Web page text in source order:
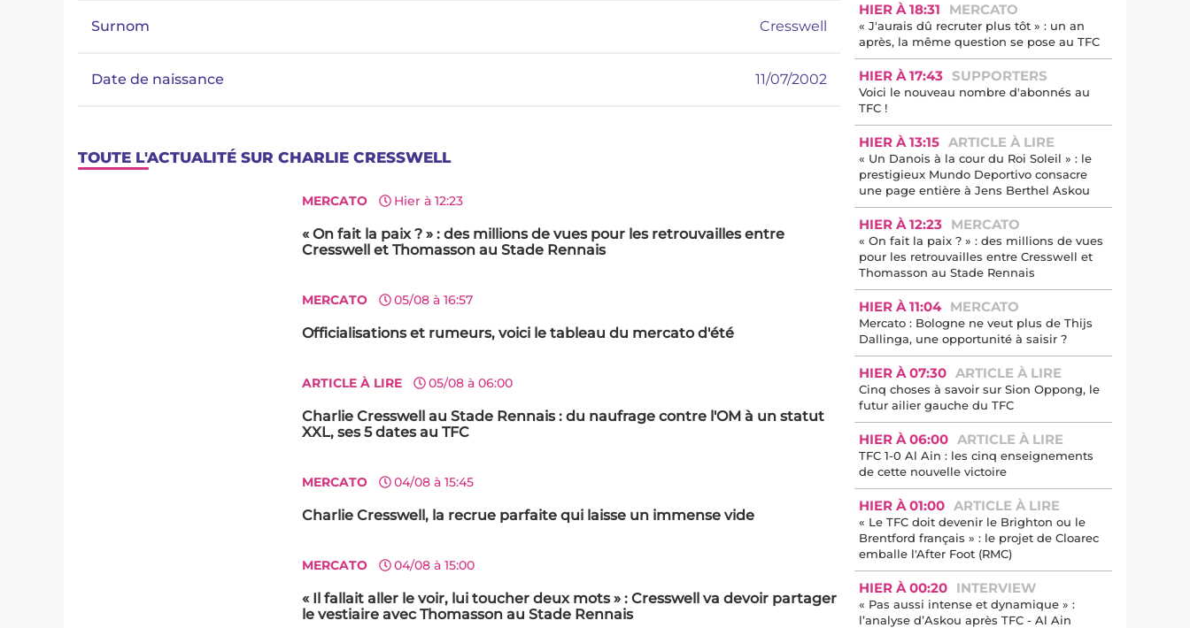
Surnom Cresswell
Date de naissance 11/07/2002
TOUTE L'ACTUALITÉ SUR CHARLIE CRESSWELL
MERCATO Hier à 12:23
« On fait la paix ? » : des millions de vues pour les retrouvailles entre
Cresswell et Thomasson au Stade Rennais
MERCATO 05/08 à 16:57
Officialisations et rumeurs, voici le tableau du mercato d'été
ARTICLE À LIRE 05/08 à 06:00
Charlie Cresswell au Stade Rennais : du naufrage contre l'OM à un statut
XXL, ses 5 dates au TFC
MERCATO 04/08 à 15:45
Charlie Cresswell, la recrue parfaite qui laisse un immense vide
MERCATO 04/08 à 15:00
« Il fallait aller le voir, lui toucher deux mots » : Cresswell va devoir partager
le vestiaire avec Thomasson au Stade Rennais
HIER À 18:31 MERCATO
« J'aurais dû recruter plus tôt » : un an
après, la même question se pose au TFC
HIER À 17:43 SUPPORTERS
Voici le nouveau nombre d'abonnés au
TFC !
HIER À 13:15 ARTICLE À LIRE
« Un Danois à la cour du Roi Soleil » : le
prestigieux Mundo Deportivo consacre
une page entière à Jens Berthel Askou
HIER À 12:23 MERCATO
« On fait la paix ? » : des millions de vues
pour les retrouvailles entre Cresswell et
Thomasson au Stade Rennais
HIER À 11:04 MERCATO
Mercato : Bologne ne veut plus de Thijs
Dallinga, une opportunité à saisir ?
HIER À 07:30 ARTICLE À LIRE
Cinq choses à savoir sur Sion Oppong, le
futur ailier gauche du TFC
HIER À 06:00 ARTICLE À LIRE
TFC 1-0 Al Ain : les cinq enseignements
de cette nouvelle victoire
HIER À 01:00 ARTICLE À LIRE
« Le TFC doit devenir le Brighton ou le
Brentford français » : le projet de Cloarec
emballe l'After Foot (RMC)
HIER À 00:20 INTERVIEW
« Pas aussi intense et dynamique » :
l’analyse d’Askou après TFC - Al Ain